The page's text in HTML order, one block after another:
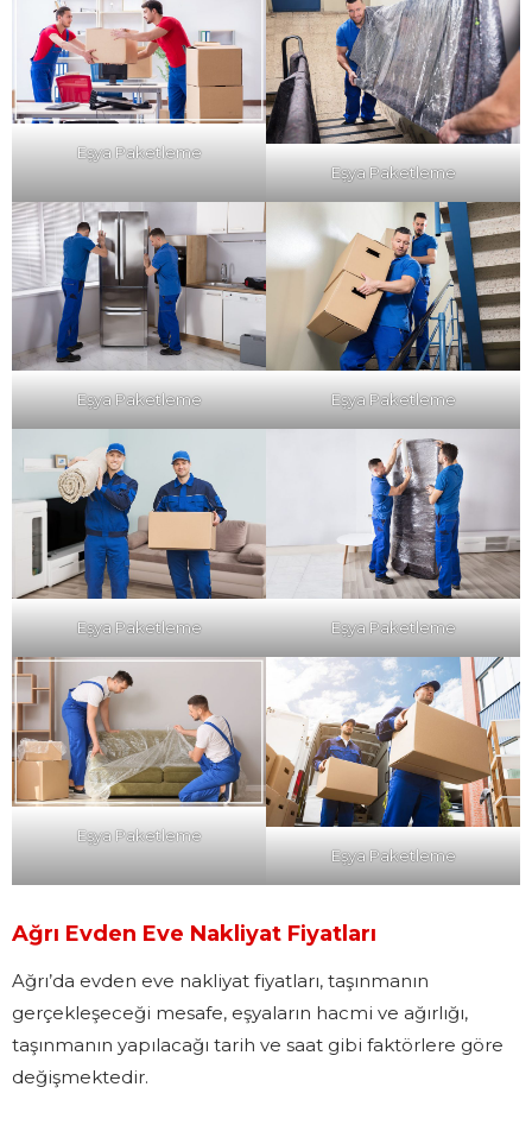
Eşya Paketleme
Eşya Paketleme
Eşya Paketleme Eşya Paketleme
Eşya Paketleme Eşya Paketleme
Eşya Paketleme
Eşya Paketleme
Ağrı Evden Eve Nakliyat Fiyatları
Ağrı’da evden eve nakliyat fiyatları, taşınmanın
gerçekleşeceği mesafe, eşyaların hacmi ve ağırlığı,
taşınmanın yapılacağı tarih ve saat gibi faktörlere göre
değişmektedir.